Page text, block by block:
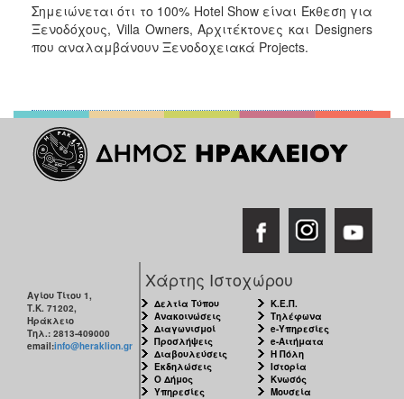
Σημειώνεται ότι το 100% Hotel Show είναι Έκθεση για
Ξενοδόχους, Villa Owners, Αρχιτέκτονες και Designers
που αναλαμβάνουν Ξενοδοχειακά Projects.
Αγίου Τίτου 1,
Τ.Κ. 71202,
Ηράκλειο
Τηλ.: 2813-409000
email:info@heraklion.gr
Χάρτης Ιστοχώρου
Δελτία Τύπου
Ανακοινώσεις
Διαγωνισμοί
Προσλήψεις
Διαβουλεύσεις
Εκδηλώσεις
Ο Δήμος
Υπηρεσίες
Κ.Ε.Π.
Τηλέφωνα
e-Υπηρεσίες
e-Αιτήματα
Η Πόλη
Ιστορία
Κνωσός
Μουσεία